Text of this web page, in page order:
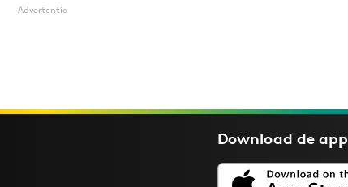
Advertentie
Download deapp